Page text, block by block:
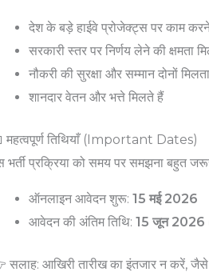
देश के बड़े हाईवे प्रोजेक्ट्स पर काम करने
सरकारी स्तर पर निर्णय लेने की क्षमता
नौकरी की सुरक्षा और सम्मान दोनों
शानदार वेतन और भत्ते मिलते हैं
महत्वपूर्ण तिथियाँ (Important Dates)
भर्ती प्रक्रिया को समय पर समझना बहुत
ऑनलाइन आवेदन शुरू: 15 मई 2026
आवेदन की अंतिम तिथि: 15 जून 2026
सलाह: आखिरी तारीख का इंतजार न करें,